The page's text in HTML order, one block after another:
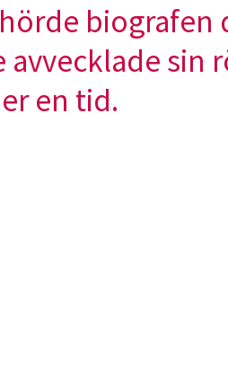
avvecklade sin
en tid.